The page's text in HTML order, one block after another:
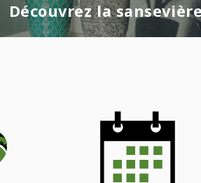
Découvrez la sansevière